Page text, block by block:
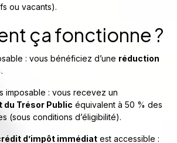
ou vacants).
ça fonctionne ?
: vous bénéficiez d’une réduction
imposable : vous recevez un
Trésor Public équivalent à 50 % des
(sous conditions d’éligibilité).
d’impôt immédiat est accessible :